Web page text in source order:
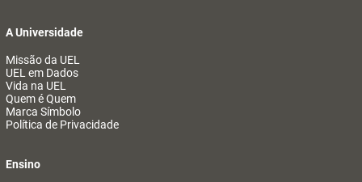
A Universidade
Missão da UEL
UEL em Dados
Vida na UEL
Quem é Quem
Marca Símbolo
Política de Privacidade
Ensino